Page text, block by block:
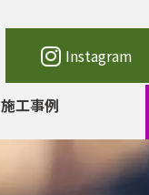
Instagram
施工事例